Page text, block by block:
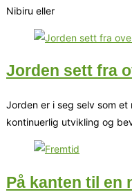
Nibiru eller
Jorden sett fra
Jorden er i seg selv som
kontinuerlig utvikling og
På kanten til en